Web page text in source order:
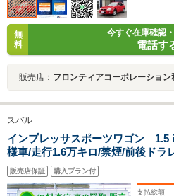
無
料
今すぐ在庫確認
電話す
販売店： フロンティアコーポレーション
スバル
インプレッサスポーツワゴン
様車/走行1.6万キロ/禁煙/前後ドラ
トエアコン/CDプレイヤー/キーレス
販売店保証 購入プラン付
支払総額